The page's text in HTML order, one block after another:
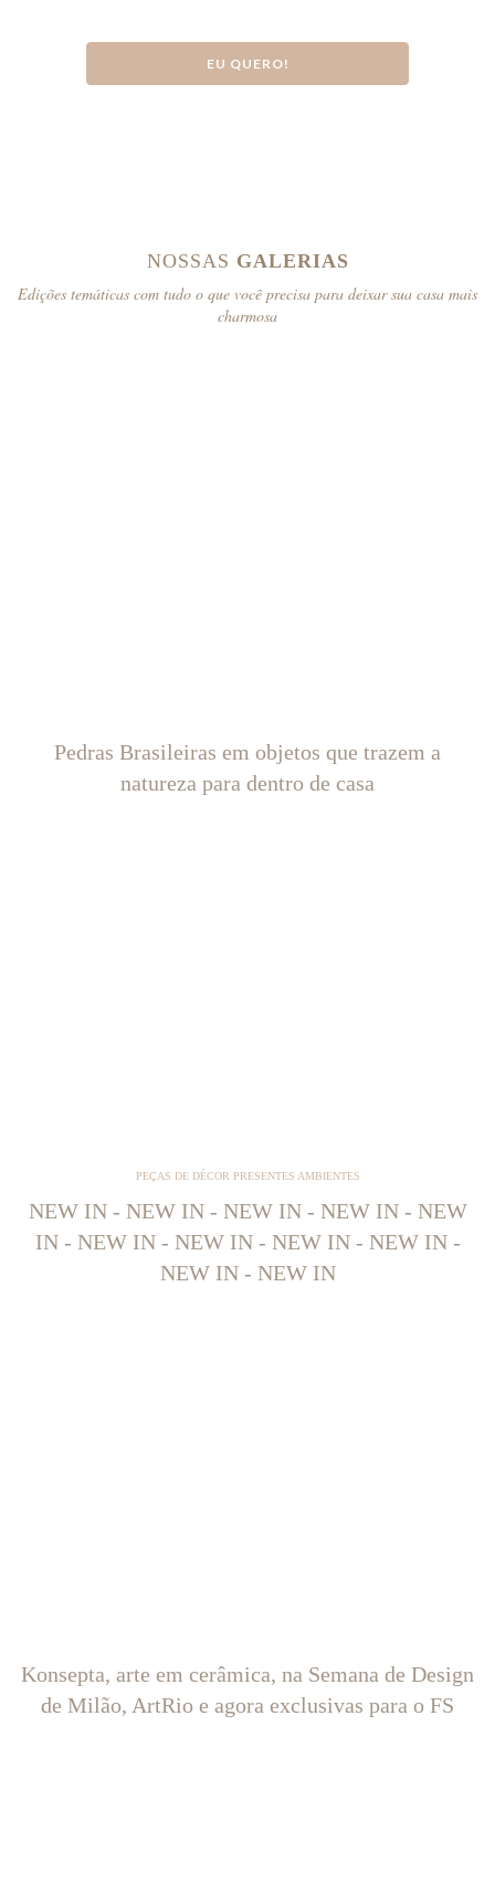
EU QUERO!
NOSSAS GALERIAS
Edições temáticas com tudo o que você precisa para deixar sua casa mais
charmosa
Pedras Brasileiras em objetos que trazem a
natureza para dentro de casa
PEÇAS DE DÉCOR PRESENTES AMBIENTES
NEW IN - NEW IN - NEW IN - NEW IN - NEW
IN - NEW IN - NEW IN - NEW IN - NEW IN -
NEW IN - NEW IN
Konsepta, arte em cerâmica, na Semana de Design
de Milão, ArtRio e agora exclusivas para o FS